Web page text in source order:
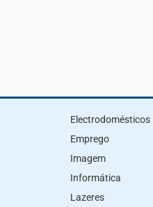
Electrodomésticos
Emprego
Imagem
Informática
Lazeres